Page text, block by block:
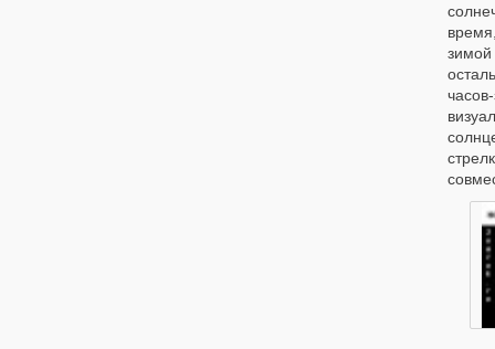
зимой